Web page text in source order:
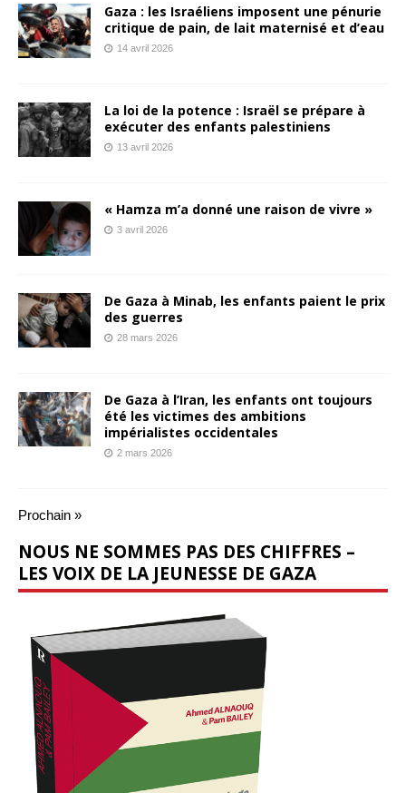
Gaza : les Israéliens imposent une pénurie
critique de pain, de lait maternisé et d’eau
14 avril 2026
La loi de la potence : Israël se prépare à
exécuter des enfants palestiniens
13 avril 2026
« Hamza m’a donné une raison de vivre »
3 avril 2026
De Gaza à Minab, les enfants paient le prix
des guerres
28 mars 2026
De Gaza à l’Iran, les enfants ont toujours
été les victimes des ambitions
impérialistes occidentales
2 mars 2026
Prochain »
NOUS NE SOMMES PAS DES CHIFFRES –
LES VOIX DE LA JEUNESSE DE GAZA